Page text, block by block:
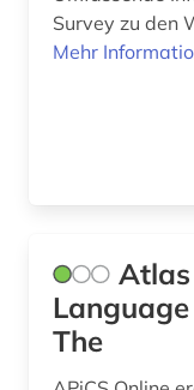
ereignis (1)
Survey zu den
Mehr
The